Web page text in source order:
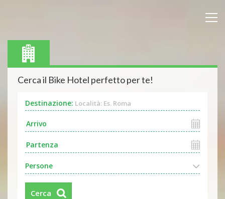
Cerca il Bike Hotel perfetto per te!
Destinazione: Località: Es. Roma
Persone
Cerca